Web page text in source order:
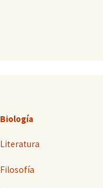
Biología
Literatura
Filosofía